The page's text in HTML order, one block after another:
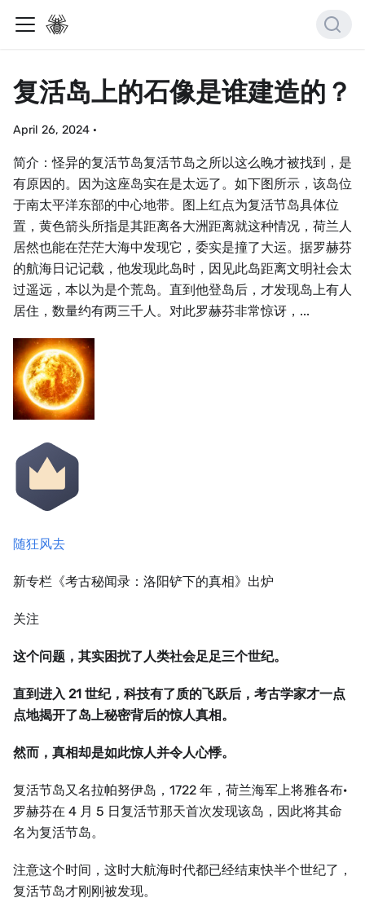
复活岛上的石像是谁建造的？
April 26, 2024 ·
简介：怪异的复活节岛复活节岛之所以这么晚才被找到，是
有原因的。因为这座岛实在是太远了。如下图所示，该岛位
于南太平洋东部的中心地带。图上红点为复活节岛具体位
置，黄色箭头所指是其距离各大洲距离就这种情况，荷兰人
居然也能在茫茫大海中发现它，委实是撞了大运。据罗赫芬
的航海日记记载，他发现此岛时，因见此岛距离文明社会太
过遥远，本以为是个荒岛。直到他登岛后，才发现岛上有人
居住，数量约有两三千人。对此罗赫芬非常惊讶，...
随狂风去
新专栏《考古秘闻录：洛阳铲下的真相》出炉
关注
这个问题，其实困扰了人类社会足足三个世纪。
直到进入 21 世纪，科技有了质的飞跃后，考古学家才一点
点地揭开了岛上秘密背后的惊人真相。
然而，真相却是如此惊人并令人心悸。
复活节岛又名拉帕努伊岛，1722 年，荷兰海军上将雅各布·
罗赫芬在 4 月 5 日复活节那天首次发现该岛，因此将其命
名为复活节岛。
注意这个时间，这时大航海时代都已经结束快半个世纪了，
复活节岛才刚刚被发现。